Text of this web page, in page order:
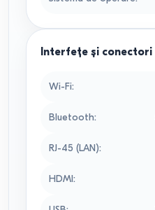
Interfețe și conectori
Wi-Fi:
Bluetooth:
RJ-45 (LAN):
HDMI: